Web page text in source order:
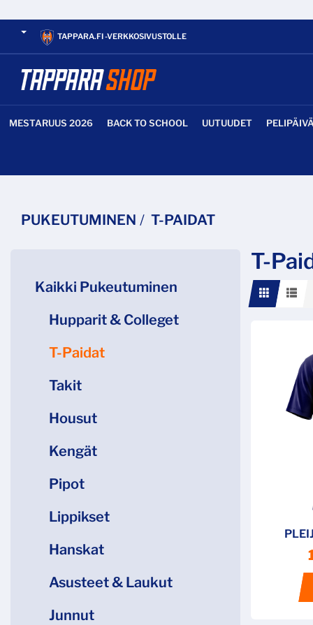
TAPPARA.FI -VERKKOSIVUSTOLLE
MESTARUUS 2026 BACK TO SCHOOL UUTUUDET
PUKEUTUMINEN T-PAIDAT
Kaikki Pukeutuminen
Hupparit & Colleget
T-Paidat
Takit
Housut
Kengät
Pipot
Lippikset
Hanskat
Asusteet & Laukut
Junnut
T-